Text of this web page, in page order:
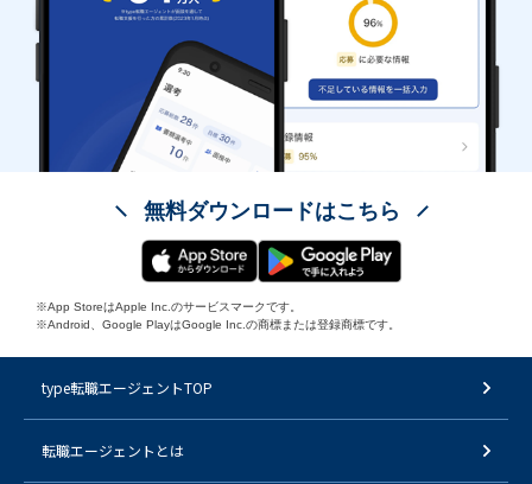
無料ダウンロードはこちら
※App StoreはApple Inc.のサービスマークです。
※Android、Google PlayはGoogle Inc.の商標または登録商標です。
type転職エージェントTOP
転職エージェントとは